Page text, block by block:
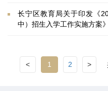
长宁区教育局关于印发《
中）招生入学工作实施方案
< 1 2 >